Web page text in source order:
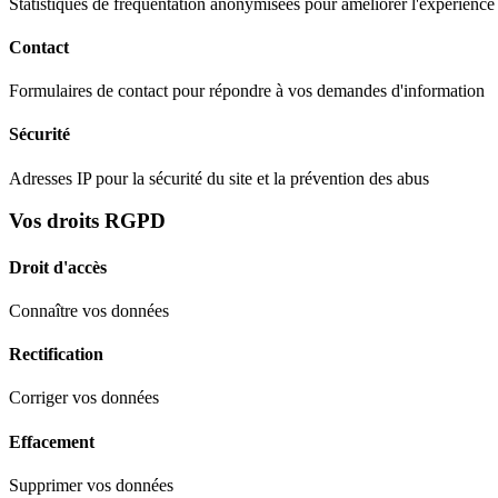
Contact
Formulaires de contact pour répondre à vos demandes d'information
Sécurité
Adresses IP pour la sécurité du site et la prévention des abus
Vos droits RGPD
Droit d'accès
Connaître vos données
Rectification
Corriger vos données
Effacement
Supprimer vos données